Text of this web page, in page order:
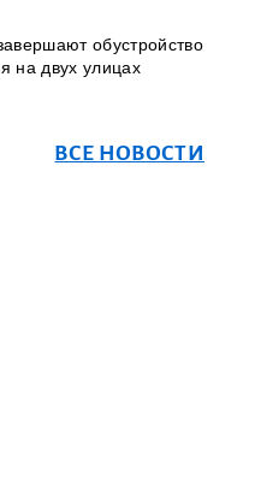
обустройство
на двух улицах
ВСЕ НОВОСТИ